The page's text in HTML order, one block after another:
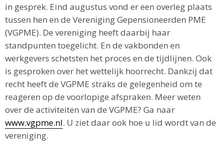
in gesprek. Eind augustus vond er een overleg plaats
tussen hen en de Vereniging Gepensioneerden PME
(VGPME). De vereniging heeft daarbij haar
standpunten toegelicht. En de vakbonden en
werkgevers schetsten het proces en de tijdlijnen. Ook
is gesproken over het wettelijk hoorrecht. Dankzij dat
recht heeft de VGPME straks de gelegenheid om te
reageren op de voorlopige afspraken. Meer weten
over de activiteiten van de VGPME? Ga naar
www.vgpme.nl. U ziet daar ook hoe u lid wordt van de
vereniging.